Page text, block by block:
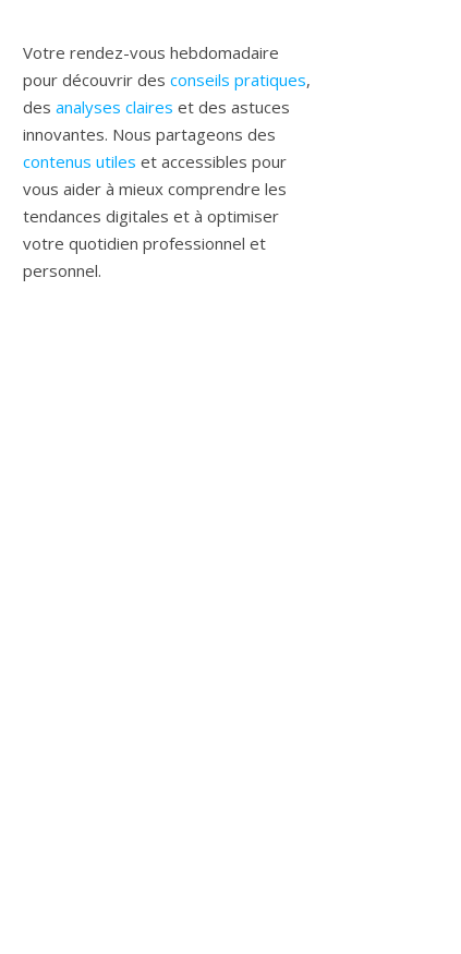
Votre rendez-vous hebdomadaire
pour découvrir des conseils pratiques,
des analyses claires et des astuces
innovantes. Nous partageons des
contenus utiles et accessibles pour
vous aider à mieux comprendre les
tendances digitales et à optimiser
votre quotidien professionnel et
personnel.